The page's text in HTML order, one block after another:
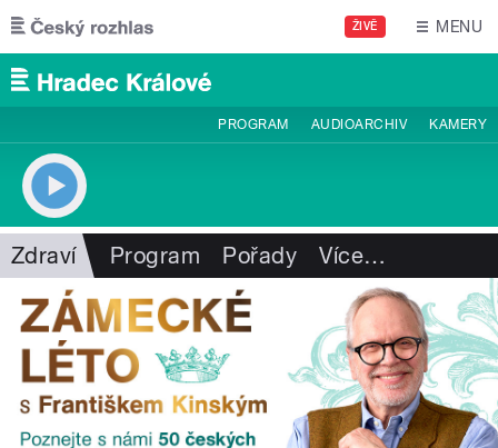
Přejít k hlavnímu obsahu
ŽIVĚ MENU
PROGRAM AUDIOARCHIV KAMERY
Zdraví Program Pořady Více…